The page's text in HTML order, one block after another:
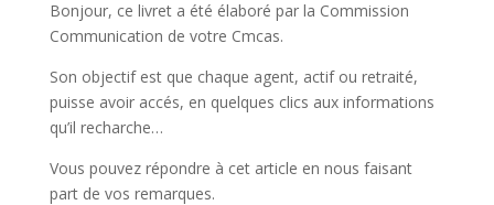
Bonjour, ce livret a été élaboré par la Commission
Communication de votre Cmcas.
Son objectif est que chaque agent, actif ou retraité,
puisse avoir accés, en quelques clics aux informations
qu’il recharche…
Vous pouvez répondre à cet article en nous faisant
part de vos remarques.